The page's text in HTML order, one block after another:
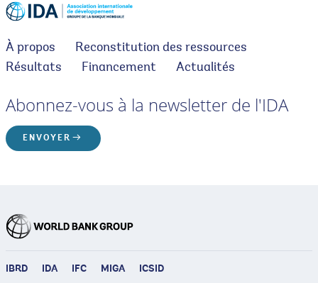
À propos
Reconstitution des ressources
Résultats
Financement Actualités
Abonnez-vous à la newsletter de l'IDA
ENVOYER
IBRD IDA IFC MIGA ICSID